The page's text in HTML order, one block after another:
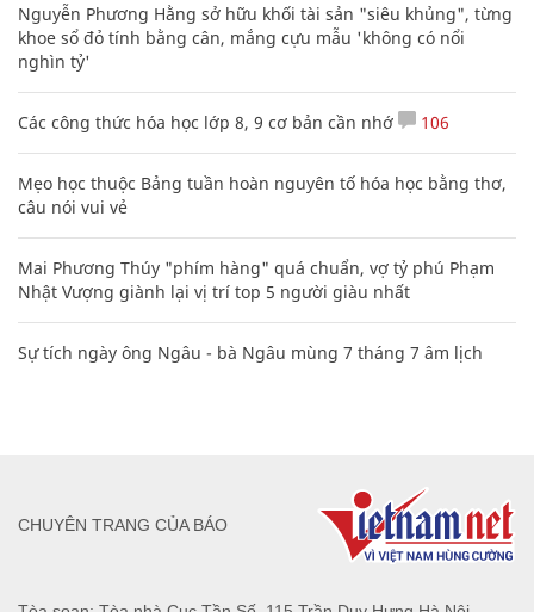
Nguyễn Phương Hằng sở hữu khối tài sản "siêu khủng", từng
khoe sổ đỏ tính bằng cân, mắng cựu mẫu 'không có nổi
nghìn tỷ'
Các công thức hóa học lớp 8, 9 cơ bản cần nhớ 106
Mẹo học thuộc Bảng tuần hoàn nguyên tố hóa học bằng thơ,
câu nói vui vẻ
Mai Phương Thúy "phím hàng" quá chuẩn, vợ tỷ phú Phạm
Nhật Vượng giành lại vị trí top 5 người giàu nhất
Sự tích ngày ông Ngâu - bà Ngâu mùng 7 tháng 7 âm lịch
CHUYÊN TRANG CỦA BÁO